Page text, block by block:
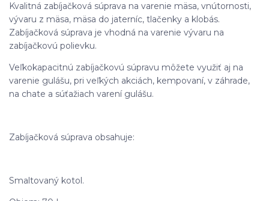
Kvalitná zabíjačková súprava na varenie mäsa, vnútornosti,
vývaru z mäsa, mäsa do jaterníc, tlačenky a klobás.
Zabíjačková súprava je vhodná na varenie vývaru na
zabíjačkovú polievku.
Veľkokapacitnú zabíjačkovú súpravu môžete využiť aj na
varenie gulášu, pri veľkých akciách, kempovaní, v záhrade,
na chate a súťažiach varení gulášu.
Zabíjačková súprava obsahuje:
Smaltovaný kotol.